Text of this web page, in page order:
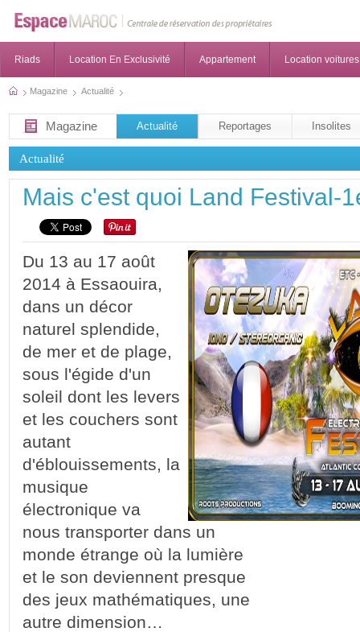
Riads Location En Exclusivité Appartement Location voitures
Magazine Actualité
Magazine Actualité Reportages Insolites
Actualité
Mais c'est quoi Land Festival-
Du 13 au 17 août
2014 à Essaouira,
dans un décor
naturel splendide,
de mer et de plage,
sous l'égide d'un
soleil dont les levers
et les couchers sont
autant
d'éblouissements, la
musique
électronique va
nous transporter dans un
monde étrange où la lumière
et le son deviennent presque
des jeux mathématiques, une
autre dimension…